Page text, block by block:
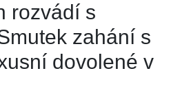
rozvádí s
zahání s
dovolené v